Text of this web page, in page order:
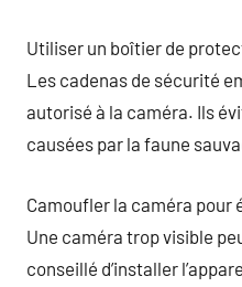
Utiliser un boîtier de
Les cadenas de sécurité
autorisé à la caméra. Ils
causées par la faune
Camoufler la caméra pour
Une caméra trop visible
conseillé d’installer